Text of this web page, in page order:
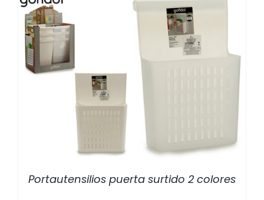
DETALLES
Portautensilios puerta surtido 2 colores